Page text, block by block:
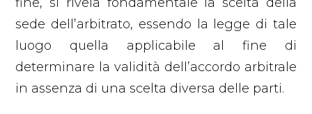
sede dell’arbitrato, essendo la legge di tale
luogo quella applicabile al fine di
determinare la validità dell’accordo arbitrale
in assenza di una scelta diversa delle parti.